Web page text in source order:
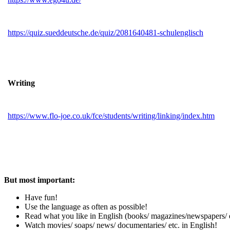
https://quiz.sueddeutsche.de/quiz/2081640481-schulenglisch
Writing
https://www.flo-joe.co.uk/fce/students/writing/linking/index.htm
But most important:
Have fun!
Use the language as often as possible!
Read what you like in English (books/ magazines/newspapers/
Watch movies/ soaps/ news/ documentaries/ etc. in English!